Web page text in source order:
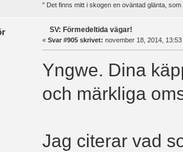
" Det finns mitt i skogen en oväntad glänta,
SV: Förmedeltida vägar!
« Svar #905 skrivet: november 18, 2014, 13:53
Yngwe. Dina
och märkliga
Jag citerar vad